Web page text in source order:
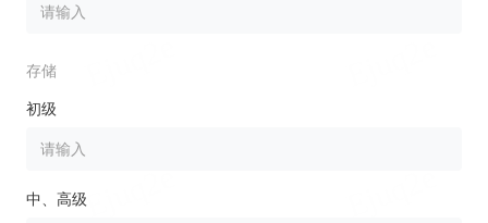
存储
初级
中、高级